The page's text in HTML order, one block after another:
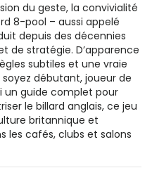
du geste, la convivialité
8-pool – aussi appelé
depuis des décennies
de stratégie. D’apparence
subtiles et une vraie
débutant, joueur de
guide complet pour
le billard anglais, ce jeu
britannique et
les cafés, clubs et salons